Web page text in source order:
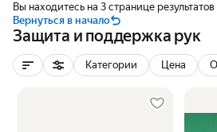
Вы находитесь на 3 странице
Вернуться в начало
Защита и поддержка рук
Категории Цена